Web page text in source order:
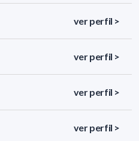
ver perfil >
ver perfil >
ver perfil >
ver perfil >